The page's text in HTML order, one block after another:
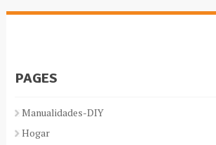
PAGES
Manualidades-DIY
Hogar